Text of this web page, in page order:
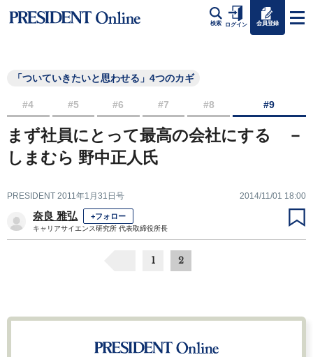
検索 ログイン 会員登録
「ついていきたいと思わせる」4つのカギ
#4 #5 #6 #7 #8 #9
まず社員にとって最高の会社にする －
しまむら 野中正人氏
PRESIDENT 2011年1月31日号 2014/11/01 18:00
奈良 雅弘 +フォロー
キャリアサイエンス研究所 代表取締役所長
1 2